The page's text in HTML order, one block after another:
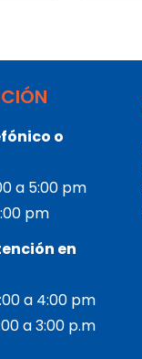
o
a 5:00 pm
pm
en
a 4:00 pm
a 3:00 p.m